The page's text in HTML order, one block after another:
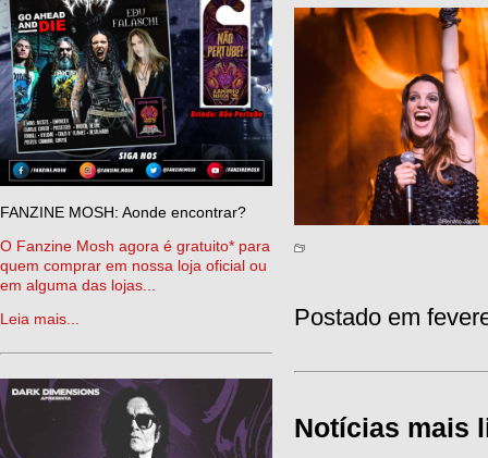
FANZINE MOSH: Aonde encontrar?
O Fanzine Mosh agora é gratuito* para
quem comprar em nossa loja oficial ou
em alguma das lojas...
Leia mais...
Postado em
Notícias mais